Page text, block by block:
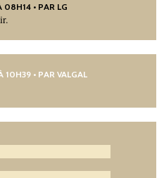
08H14 • PAR LG
10H39 • PARVALGAL